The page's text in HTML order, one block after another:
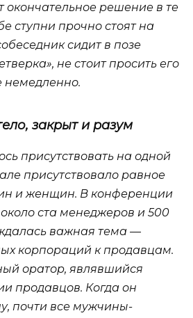
решение в те
ступни прочно стоят на
сидит в позе
не стоит просить его
немедленно.
закрыт и разум
присутствовать на одной
присутствовало равное
и женщин. В конференции
ста менеджеров и 500
важная тема —
корпораций к продавцам.
оратор, являвшийся
продавцов. Когда он
почти все мужчины-